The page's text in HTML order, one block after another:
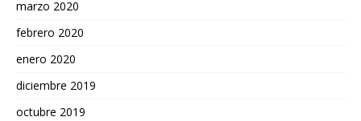
marzo 2020
febrero 2020
enero 2020
diciembre 2019
octubre 2019